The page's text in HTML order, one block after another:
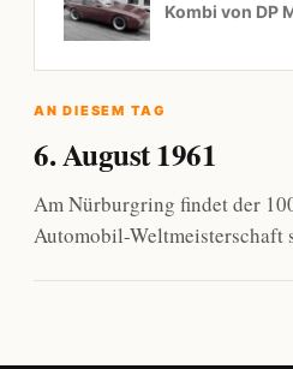
Kombi von DP
AN DIESEM TAG
6. August 1961
Am Nürburgring findet der
Automobil-Weltmeisterschaft